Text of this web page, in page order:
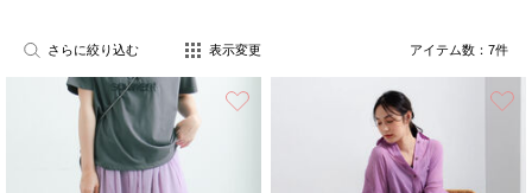
さらに絞り込む 表示変更 アイテム数： 7件